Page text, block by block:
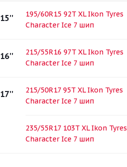
15''
195/60R15 92T XL Ikon Tyres
Character Ice 7 шип
16''
215/55R16 97T XL Ikon Tyres
Character Ice 7 шип
17''
215/50R17 95T XL Ikon Tyres
Character Ice 7 шип
235/55R17 103T XL Ikon Tyres
Character Ice 7 шип